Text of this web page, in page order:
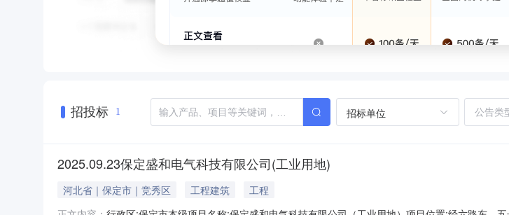
招投标 1 招标单位
2025.09.23保定盛和电气科技有限公司(工业用地)
河北省｜保定市｜竞秀区 工程建筑
工程